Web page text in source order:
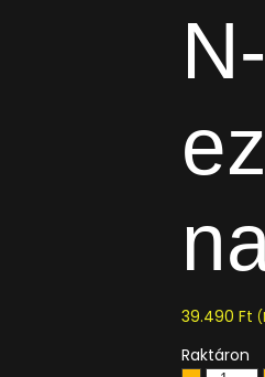
39.490 Ft
Raktáron